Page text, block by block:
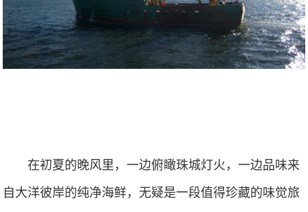
在初夏的晚风里，一边俯瞰珠城灯火，一边品味来
自大洋彼岸的纯净海鲜，无疑是一段值得珍藏的味觉旅